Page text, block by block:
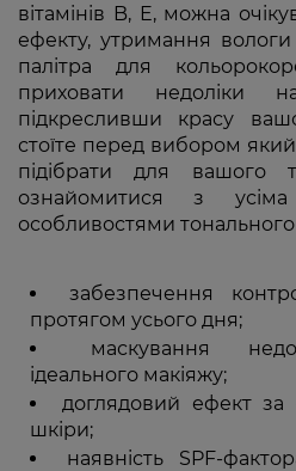
вітамінів B, E, можна
ефекту, утримання вологи
палітра для
приховати недоліки
підкресливши красу
стоїте перед вибором
підібрати для вашого
ознайомитися з усіма
особливостями
забезпечення
протягом усього дня;
маскування
ідеального макіяжу;
доглядовий ефект за
шкіри;
наявність SPF-